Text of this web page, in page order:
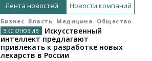
Лента новостей Новости компаний
Бизнес Власть Медицина Общество
Искусственный
интеллект предлагают
привлекать к разработке новых
лекарств в России